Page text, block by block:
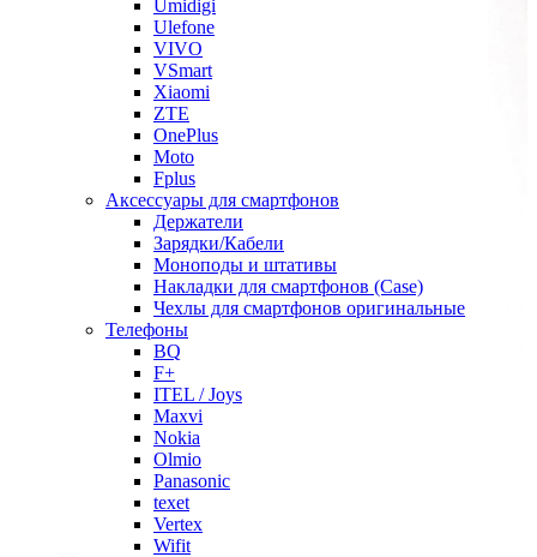
Umidigi
Ulefone
VIVO
VSmart
Xiaomi
ZTE
OnePlus
Moto
Fplus
Аксессуары для смартфонов
Держатели
Зарядки/Кабели
Моноподы и штативы
Накладки для смартфонов (Case)
Чехлы для смартфонов оригинальные
Телефоны
BQ
F+
ITEL / Joys
Maxvi
Nokia
Olmio
Panasonic
texet
Vertex
Wifit